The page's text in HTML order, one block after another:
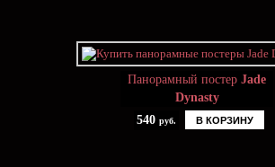
Панорамный постер Jade
Dynasty
540 руб. В КОРЗИНУ